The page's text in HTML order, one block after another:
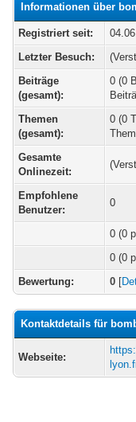
Informationen über
Registriert seit:
Letzter Besuch:
Beiträge
(gesamt):
0 (0
Themen
(gesamt):
0 (0
Gesamte
Onlinezeit:
Empfohlene
Benutzer:
0
0 (0
0 (0
Bewertung:
0 [
Kontaktdetails für
Webseite: